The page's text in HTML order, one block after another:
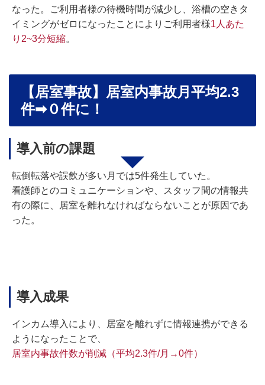
なった。ご利用者様の待機時間が減少し、浴槽の空きタ
イミングがゼロになったことによりご利用者様1人あた
り2~3分短縮。
【居室事故】 居室内事故月平均2.3
件➡０件に！
導入前の課題
転倒転落や誤飲が多い月では5件発生していた。
看護師とのコミュニケーションや、スタッフ間の情報共
有の際に、居室を離れなければならないことが原因であ
った。
導入成果
インカム導入により、居室を離れずに情報連携ができる
ようになったことで、
居室内事故件数が削減（平均2.3件/月→0件）